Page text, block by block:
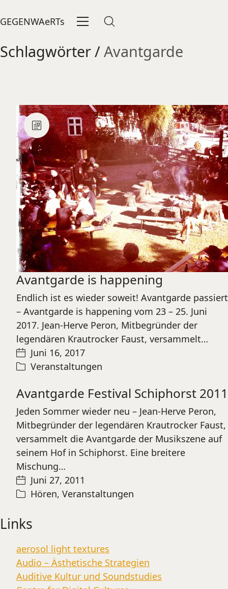
GEGENWAeRTs
Schlagwörter /Avantgarde
Avantgarde is happening
Endlich ist es wieder soweit! Avantgarde passiert
– Avantgarde is happening vom 23 – 25. Juni
2017. Jean-Herve Peron, Mitbegründer der
legendären Krautrocker Faust, versammelt…
Juni 16, 2017
Veranstaltungen
Avantgarde Festival Schiphorst 2011
Jeden Sommer wieder neu – Jean-Herve Peron,
Mitbegründer der legendären Krautrocker Faust,
versammelt die Avantgarde der Musikszene auf
seinem Hof in Schiphorst. Eine breitere
Mischung…
Juni 27, 2011
Hören, Veranstaltungen
Links
aerosol light textures
Audio – Ästhetische Strategien
Auditive Kultur und Soundstudies